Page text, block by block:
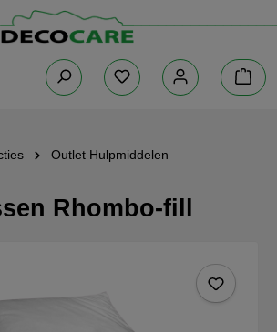
Outlet Hulpmiddelen
Rhombo-fill